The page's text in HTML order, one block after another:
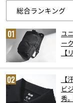
ユ
ー
【
【
ビ
秀